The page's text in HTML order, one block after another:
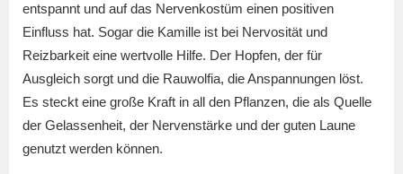
entspannt und auf das Nervenkostüm einen positiven
Einfluss hat. Sogar die Kamille ist bei Nervosität und
Reizbarkeit eine wertvolle Hilfe. Der Hopfen, der für
Ausgleich sorgt und die Rauwolfia, die Anspannungen löst.
Es steckt eine große Kraft in all den Pflanzen, die als Quelle
der Gelassenheit, der Nervenstärke und der guten Laune
genutzt werden können.